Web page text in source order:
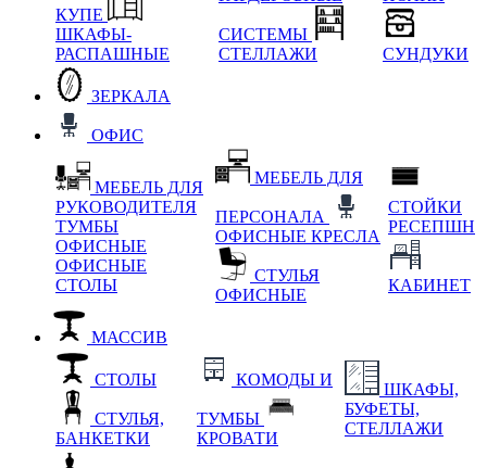
КУПЕ
ШКАФЫ-
РАСПАШНЫЕ
СИСТЕМЫ
СТЕЛЛАЖИ
СУНДУКИ
ЗЕРКАЛА
ОФИС
МЕБЕЛЬ ДЛЯ
РУКОВОДИТЕЛЯ
ТУМБЫ
ОФИСНЫЕ
ОФИСНЫЕ
СТОЛЫ
МЕБЕЛЬ ДЛЯ
ПЕРСОНАЛА
ОФИСНЫЕ КРЕСЛА
СТУЛЬЯ
ОФИСНЫЕ
СТОЙКИ
РЕСЕПШН
КАБИНЕТ
МАССИВ
СТОЛЫ
СТУЛЬЯ,
БАНКЕТКИ
КОМОДЫ И
ТУМБЫ
КРОВАТИ
ШКАФЫ,
БУФЕТЫ,
СТЕЛЛАЖИ